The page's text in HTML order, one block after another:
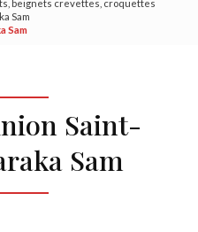
beignets crevettes, croquettes
Sam
Sam
Saint-
Sam